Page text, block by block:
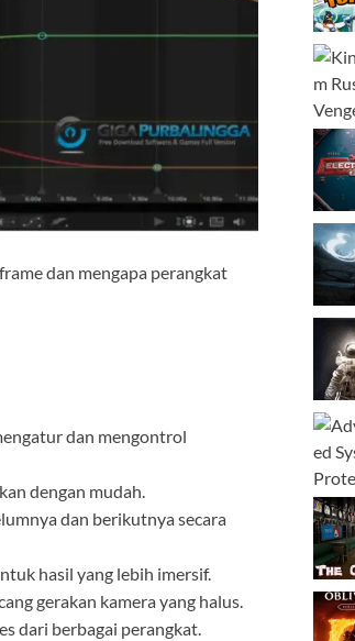
dan mengapa perangkat
dan mengontrol
dengan mudah.
dan berikutnya secara
hasil yang lebih imersif.
gerakan kamera yang halus.
dari berbagai perangkat.